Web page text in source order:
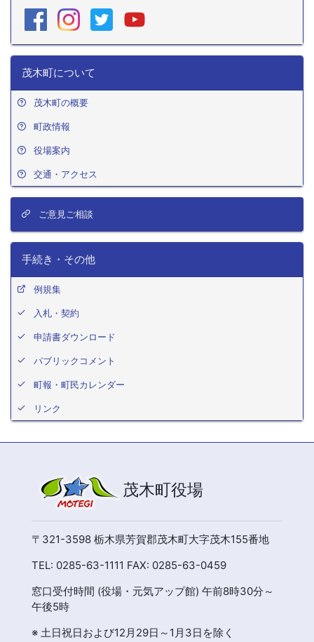
茂木町について
茂木町の概要
町政情報
役場案内
交通・アクセス
ご意見ご相談
手続き・その他
例規集
入札・契約
申請書ダウンロード
パブリックコメント
町報・町民カレンダー
リンク
茂木町役場
〒321-3598 栃木県芳賀郡茂木町大字茂木155番地
TEL: 0285-63-1111 FAX: 0285-63-0459
窓口受付時間 (役場・元気アップ館) 午前8時30分～
午後5時
※ 土日祝日および12月29日～1月3日を除く